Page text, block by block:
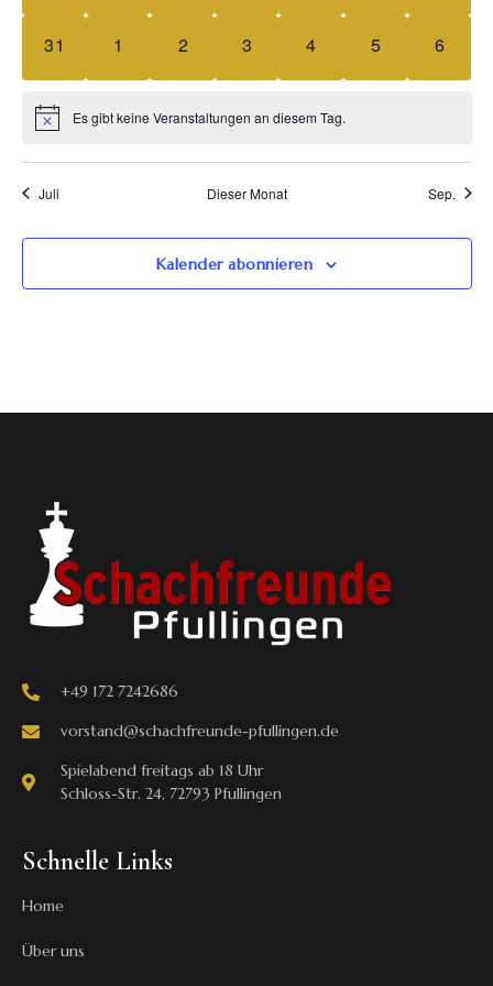
0 Veranstaltungen,
31 0 Veranstaltungen,
1 0 Veranstaltungen,
2 0 Veranstaltungen,
3 0 Veranstaltungen,
4 0
5 0
6
Es gibt keine Veranstaltungen an diesem Tag.
Juli Dieser Monat Sep.
Kalender abonnieren
+49 172 7242686
vorstand@schachfreunde-pfullingen.de
Spielabend freitags ab 18 Uhr
Schloss-Str. 24, 72793 Pfullingen
Schnelle Links
Home
Über uns